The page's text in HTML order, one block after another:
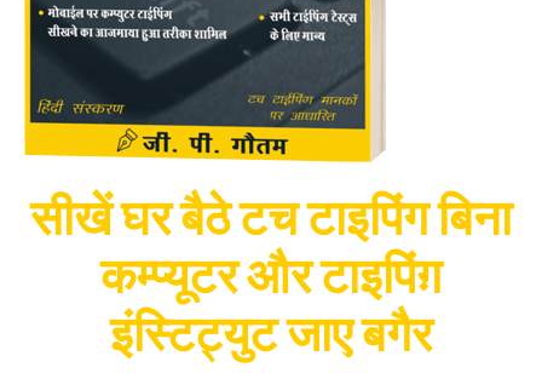
सीखें घर बैठे टच टाइपिंग बिना
कम्प्यूटर और टाइपिंग़
इंस्टिट्युट जाए बगैर